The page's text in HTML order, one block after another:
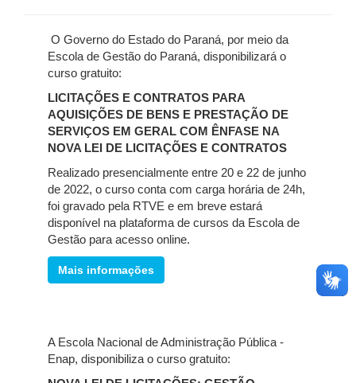
O Governo do Estado do Paraná, por meio da
Escola de Gestão do Paraná, disponibilizará o
curso gratuito:
LICITAÇÕES E CONTRATOS PARA
AQUISIÇÕES DE BENS E PRESTAÇÃO DE
SERVIÇOS EM GERAL COM ÊNFASE NA
NOVA LEI DE LICITAÇÕES E CONTRATOS
Realizado presencialmente entre 20 e 22 de junho
de 2022, o curso conta com carga horária de 24h,
foi gravado pela RTVE e em breve estará
disponível na plataforma de cursos da Escola de
Gestão para acesso online.
Mais informações
A Escola Nacional de Administração Pública -
Enap, disponibiliza o curso gratuito: